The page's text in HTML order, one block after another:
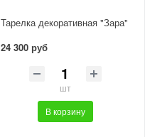
Тарелка декоративная "Зара"
24 300 руб
шт
В корзину